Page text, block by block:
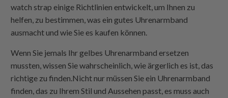
watch strap einige Richtlinien entwickelt, um Ihnen zu
helfen, zu bestimmen, was ein gutes Uhrenarmband
ausmacht und wie Sie es kaufen können.
Wenn Sie jemals Ihr gelbes Uhrenarmband ersetzen
mussten, wissen Sie wahrscheinlich, wie ärgerlich es ist, das
richtige zu finden.Nicht nur müssen Sie ein Uhrenarmband
finden, das zu Ihrem Stil und Aussehen passt, es muss auch